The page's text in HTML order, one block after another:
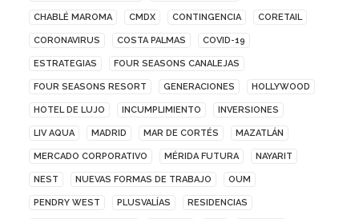
CHABLÉ MAROMA CMDX CONTINGENCIA CORETAIL
CORONAVIRUS COSTA PALMAS COVID-19
ESTRATEGIAS FOUR SEASONS CANALEJAS
FOUR SEASONS RESORT GENERACIONES HOLLYWOOD
HOTEL DE LUJO INCUMPLIMIENTO INVERSIONES
LIV AQUA MADRID MAR DE CORTÉS MAZATLÁN
MERCADO CORPORATIVO MÉRIDA FUTURA NAYARIT
NEST NUEVAS FORMAS DE TRABAJO OUM
PENDRY WEST PLUSVALÍAS RESIDENCIAS